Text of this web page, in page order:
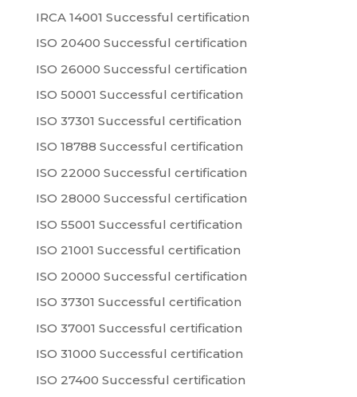
IRCA 14001 Successful certification
ISO 20400 Successful certification
ISO 26000 Successful certification
ISO 50001 Successful certification
ISO 37301 Successful certification
ISO 18788 Successful certification
ISO 22000 Successful certification
ISO 28000 Successful certification
ISO 55001 Successful certification
ISO 21001 Successful certification
ISO 20000 Successful certification
ISO 37301 Successful certification
ISO 37001 Successful certification
ISO 31000 Successful certification
ISO 27400 Successful certification